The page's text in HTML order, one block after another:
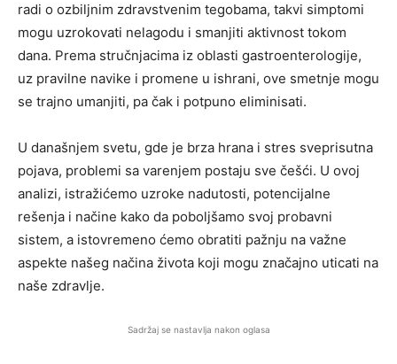
radi o ozbiljnim zdravstvenim tegobama, takvi simptomi
mogu uzrokovati nelagodu i smanjiti aktivnost tokom
dana. Prema stručnjacima iz oblasti gastroenterologije,
uz pravilne navike i promene u ishrani, ove smetnje mogu
se trajno umanjiti, pa čak i potpuno eliminisati.
U današnjem svetu, gde je brza hrana i stres sveprisutna
pojava, problemi sa varenjem postaju sve češći. U ovoj
analizi, istražićemo uzroke nadutosti, potencijalne
rešenja i načine kako da poboljšamo svoj probavni
sistem, a istovremeno ćemo obratiti pažnju na važne
aspekte našeg načina života koji mogu značajno uticati na
naše zdravlje.
Sadržaj se nastavlja nakon oglasa